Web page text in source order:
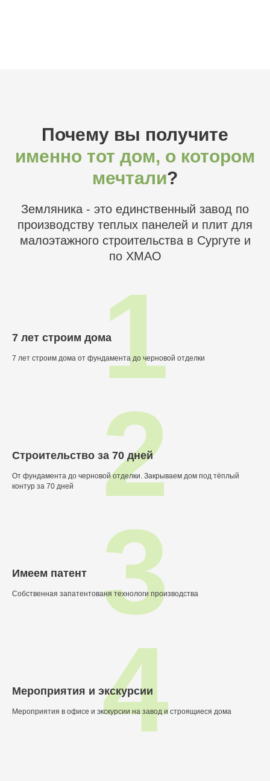
Почему вы получите
именно тот дом, о котором
мечтали?
Земляника - это единственный завод по
производству теплых панелей и плит для
малоэтажного строительства в Сургуте и
по ХМАО
7 лет строим дома
7 лет строим дома от фундамента до черновой отделки
1
Строительство за 70 дней
От фундамента до черновой отделки. Закрываем дом под тёплый
контур за 70 дней
2
Имеем патент
Собственная запатентованя технологи производства
3
Мероприятия и экскурсии
Мероприятия в офисе и экскурсии на завод и строящиеся дома
4